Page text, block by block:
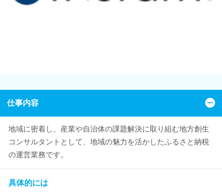
仕事内容
地域に密着し、産業や自治体の課題解決に取り組む地方創生
コンサルタントとして、地域の魅力を活かしたふるさと納税
の運営業務です。
具体的には